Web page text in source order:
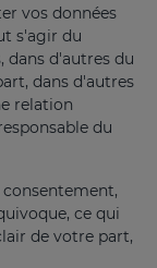
vos données
s'agir du
dans d'autres du
dans d'autres
relation
du
ce qui
de votre part,